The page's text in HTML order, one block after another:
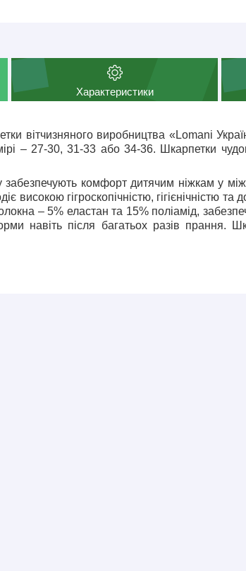
Характеристики
вітчизняного виробництва « Lomani
– 27-30, 31-33 або 34-36. Шкарпетки
забезпечують комфорт дитячим ніжкам у
високою гігроскопічністю, гігієнічністю та
– 5% еластан та 15% поліамід,
навіть після багатьох разів прання.